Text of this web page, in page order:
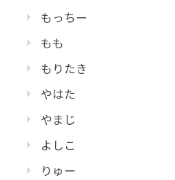
もっちー
もも
もりたき
やはた
やまじ
よしこ
りゅー